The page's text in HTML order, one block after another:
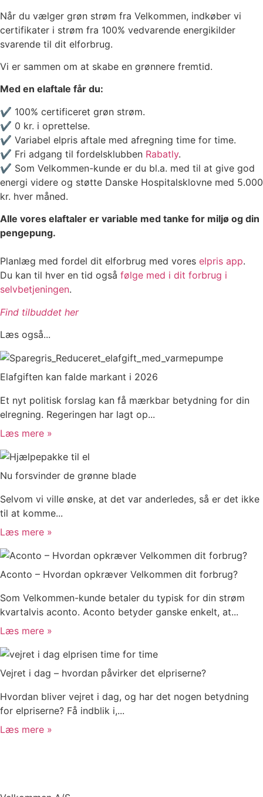
Når du vælger grøn strøm fra Velkommen, indkøber vi
certifikater i strøm fra 100% vedvarende energikilder
svarende til dit elforbrug.
Vi er sammen om at skabe en grønnere fremtid.
Med en elaftale får du:
✔ 100% certificeret grøn strøm.
✔ 0 kr. i oprettelse.
✔ Variabel elpris aftale med afregning time for time.
✔ Fri adgang til fordelsklubben Rabatly.
✔ Som Velkommen-kunde er du bl.a. med til at give god
energi videre og støtte Danske Hospitalsklovne med 5.000
kr. hver måned.
Alle vores elaftaler er variable med tanke for miljø og din
pengepung.
Planlæg med fordel dit elforbrug med vores elpris app.
Du kan til hver en tid også følge med i dit forbrug i
selvbetjeningen.
Find tilbuddet her
Læs også...
Elafgiften kan falde markant i 2026
Et nyt politisk forslag kan få mærkbar betydning for din
elregning. Regeringen har lagt op...
Læs mere »
Nu forsvinder de grønne blade
Selvom vi ville ønske, at det var anderledes, så er det ikke
til at komme...
Læs mere »
Aconto – Hvordan opkræver Velkommen dit forbrug?
Som Velkommen-kunde betaler du typisk for din strøm
kvartalvis aconto. Aconto betyder ganske enkelt, at...
Læs mere »
Vejret i dag – hvordan påvirker det elpriserne?
Hvordan bliver vejret i dag, og har det nogen betydning
for elpriserne? Få indblik i,...
Læs mere »